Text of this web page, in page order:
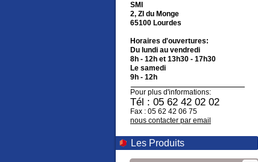
SMI
2, ZI du Monge
65100 Lourdes
Horaires d'ouvertures:
Du lundi au vendredi
8h - 12h et 13h30 - 17h30
Le samedi
9h - 12h
Pour plus d'informations:
Tél : 05 62 42 02 02
Fax : 05 62 42 06 75
nous contacter par email
Les Produits